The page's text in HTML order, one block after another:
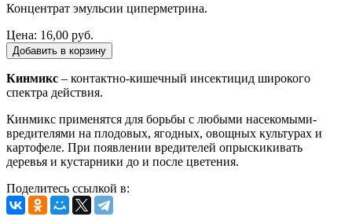
Концентрат эмульсии циперметрина.
Цена: 16,00 руб.
Добавить в корзину
Кинмикс – контактно-кишечный инсектицид широкого
спектра действия.
Кинмикс применятся для борьбы с любыми насекомыми-
вредителями на плодовых, ягодных, овощных культурах и
картофеле. При появлении вредителей опрыскикивать
деревья и кустарники до и после цветения.
Поделитесь ссылкой в: